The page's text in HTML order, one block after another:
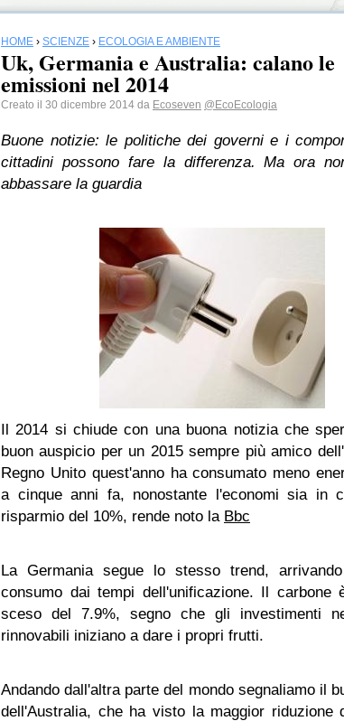
HOME › SCIENZE › ECOLOGIA E AMBIENTE
Uk, Germania e Australia: calano le
emissioni nel 2014
Creato il 30 dicembre 2014 da Ecoseven @EcoEcologia
Buone notizie: le politiche dei governi e i
cittadini possono fare la differenza. Ma ora
abbassare la guardia
Il 2014 si chiude con una buona notizia che
buon auspicio per un 2015 sempre più amico
Regno Unito quest'anno ha consumato meno
a cinque anni fa, nonostante l'economi sia in
risparmio del 10%, rende noto la Bbc
La Germania segue lo stesso trend,
consumo dai tempi dell'unificazione. Il carbone
sceso del 7.9%, segno che gli investimenti
rinnovabili iniziano a dare i propri frutti.
Andando dall'altra parte del mondo segnaliamo il
dell'Australia, che ha visto la maggior riduzione